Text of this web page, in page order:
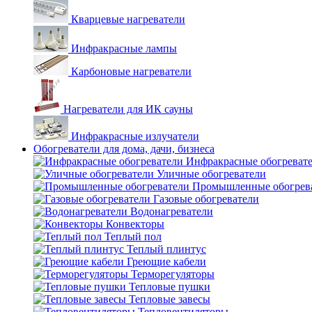
Кварцевые нагреватели
Инфракрасные лампы
Карбоновые нагреватели
Нагреватели для ИК сауны
Инфракрасные излучатели
Обогреватели для дома, дачи, бизнеса
Инфракрасные
Уличные обогреватели
Промышленные
Газовые обогреватели
Водонагреватели
Конвекторы
Теплый пол
Теплый плинтус
Греющие кабели
Терморегуляторы
Тепловые пушки
Тепловые завесы